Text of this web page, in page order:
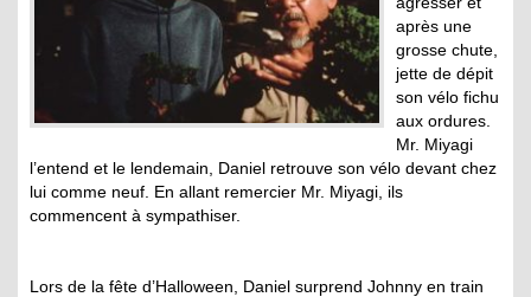
après une
grosse chute,
jette de dépit
son vélo fichu
aux ordures.
Mr. Miyagi
l’entend et le lendemain, Daniel retrouve son vélo devant chez
lui comme neuf. En allant remercier Mr. Miyagi, ils
commencent à sympathiser.
Lors de la fête d’Halloween, Daniel surprend Johnny en train